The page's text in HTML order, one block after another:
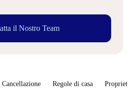
il Nostro Team
Regole di casa